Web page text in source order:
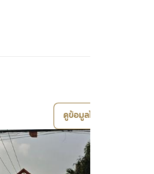
ดูข้อมูลโครงการ